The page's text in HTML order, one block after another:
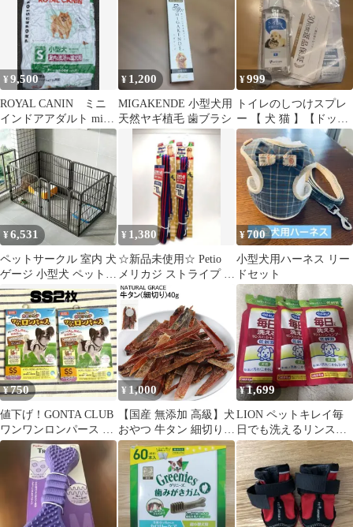
スローフード ノーズワ
ーク フードボウル フー
ドボール おやつボール
トリーツ ゲーム 餌入れ
小型犬 中型犬 しつけ
認知症 防止
¥9,500
ROYAL CANIN ミニ
インドアアダルト mini
INDOOR 10kg
¥ 1,200
MIGAKENDE 小型犬用
天然ヤギ植毛 歯ブラシ
¥999
トイレのしつけスプレ
ー 【 犬 猫 】【ドッグ
トレーナー監修】 無添
加 日本製
¥6,531
ペットサークル 室内 犬
ゲージ 小型犬 ペットゲ
ージ 中型犬 ペットサー
クル 室内 犬 サークル
ペットフェンス ペット
ケージ 犬 ゲージ 小型
犬および中型犬用 スチ
ール製 室内外兼用 DIY
接続式 簡単組み立て 工
具不要 犬 黒
120cm*60cm 0
¥ 1,380
☆新品未使用☆ Petio
メリカジ ストライプ リ
ード 2本セット ④ab
¥700
小型犬用ハーネス リー
ドセット
¥750
値下げ！GONTA CLUB
ワンワンロンパース SS
サイズ 2個セット犬用
¥ 1,000
【国産 無添加 高級】犬
おやつ 牛タン 細切り
40g ドックフード 牛タ
ン皮 牛たん ジャーキー
ドッグフード コラーゲ
ン 高タンパク 小型犬
シニア犬 歯が弱い 高齢
犬 トリーツ
¥1,699
LION ペットキレイ毎
日でも洗えるリンスイ
ンシャンプー つめかえ
用3点セット